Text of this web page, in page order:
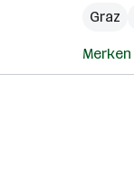
Graz
Merken